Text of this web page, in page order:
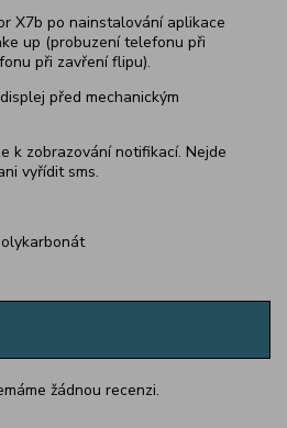
X7b po nainstalování aplikace
up (probuzení telefonu při
při zavření flipu).
před mechanickým
k zobrazování notifikací. Nejde
vyřídit sms.
žádnou recenzi.